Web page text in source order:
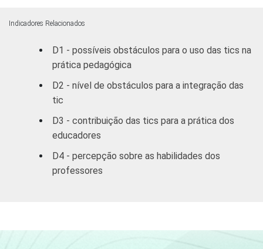
SM
REGIÃO
Norte /
Indicadores Relacionados
D1 - possíveis obstáculos para o uso das tics na
prática pedagógica
D2 - nível de obstáculos para a integração das
tic
D3 - contribuição das tics para a prática dos
educadores
D4 - percepção sobre as habilidades dos
professores